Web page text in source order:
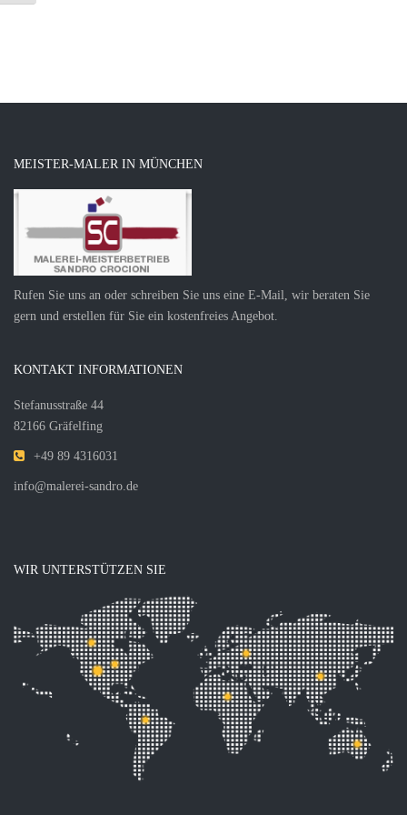
MEISTER-MALER IN MÜNCHEN
Rufen Sie uns an oder schreiben Sie uns eine E-Mail, wir beraten Sie
gern und erstellen für Sie ein kostenfreies Angebot.
KONTAKT INFORMATIONEN
Stefanusstraße 44
82166 Gräfelfing
+49 89 4316031
info@malerei-sandro.de
WIR UNTERSTÜTZEN SIE